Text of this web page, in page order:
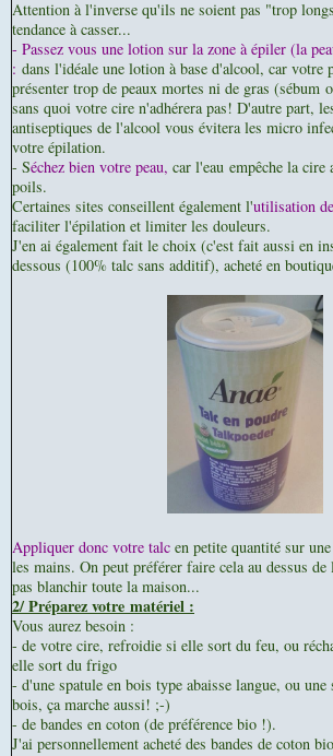
Attention à l'inverse qu'ils ne soient pas "trop
tendance à casser...
- Passez vous une lotion sur la zone à épiler (la
: dans l'idéale une lotion à base d'alcool, car votre
présenter trop de peaux mortes ni de gras (sébum
sans quoi votre cire n'adhérera pas! D'autre part,
antiseptiques de l'alcool vous évitera les micro
votre épilation.
- Séchez bien votre peau, car l'eau empêche la cire
poils.
Certaines sites conseillent également l'utilisation
faciliter l'épilation et limiter les douleurs.
J'en ai également fait le choix (c'est fait aussi en
dessous (100% talc sans additif), acheté en
Appliquer donc votre talc en petite quantité sur
les mains. On peut préférer faire cela au dessus
pas blanchir toute la maison...
2/ Préparez votre matériel :
Vous aurez besoin :
- de votre cire, refroidie si elle sort du feu, ou
elle sort du frigo
- d'une spatule en bois type abaisse langue, ou une
bois, ça marche aussi! ;-)
- de bandes en coton (de préférence bio !).
J'ai personnellement acheté des bandes de coton